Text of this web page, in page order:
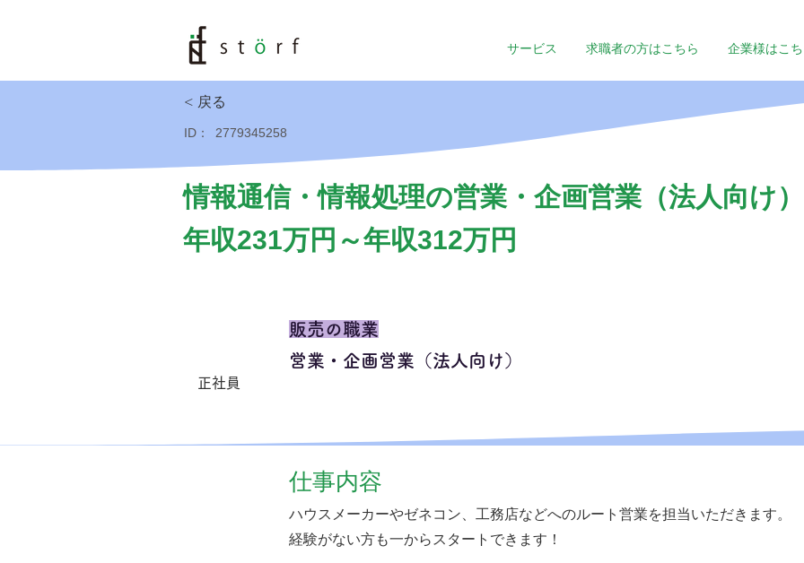
サービス 求職者の方はこちら 企業様はこち
< 戻る
ID： 2779345258
情報通信・情報処理の営業・企画営業（法人向け
年収231万円～年収312万円
正社員
販売の職業
営業・企画営業（法人向け）
仕事内容
ハウスメーカーやゼネコン、工務店などへのルート営業を担当いただきます。
経験がない方も一からスタートできます！